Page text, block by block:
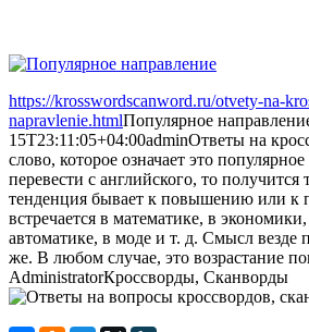
https://krosswordscanword.ru/otvety-na-
napravlenie.htmlПопулярное
15T23:11:05+04:00adminОтветы на
слово, которое означает это
перевести с английского, то
тенденция бывает к повышению или к
встречается в математике, в
автоматике, в моде и т. д. Смысл везде
же. В любом случае, это возрастание
AdministratorКроссворды, Сканворды